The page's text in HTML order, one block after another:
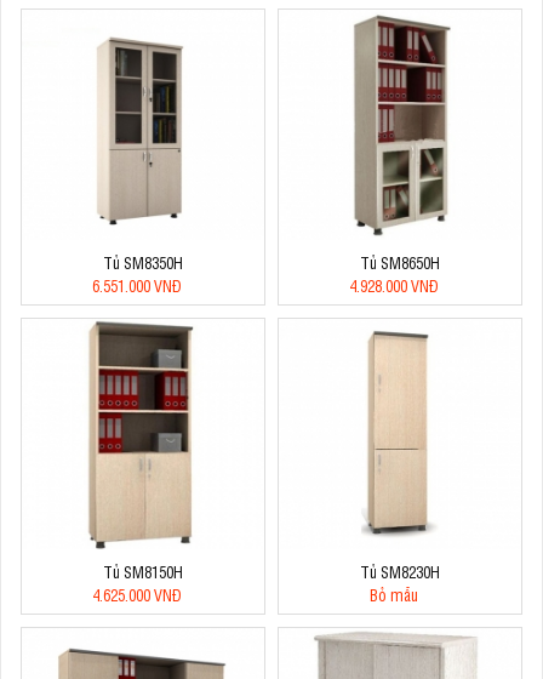
Tủ SM8350H
6.551.000 VNĐ
Tủ SM8650H
4.928.000 VNĐ
Tủ SM8150H
4.625.000 VNĐ
Tủ SM8230H
Bỏ mẫu